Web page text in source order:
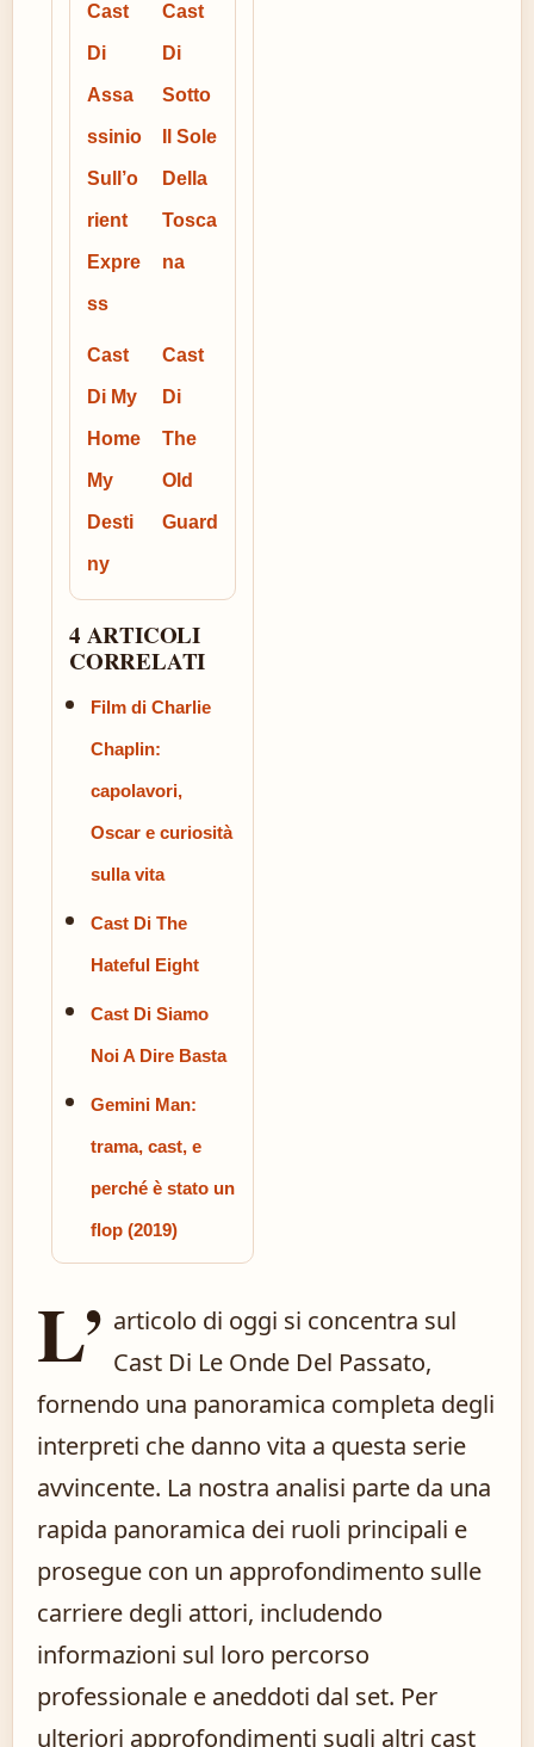
Cast
Di
Assa
ssinio
Sull’o
rient
Expre
ss
Cast
Di
Sotto
Il Sole
Della
Tosca
na
Cast
Di My
Home
My
Desti
ny
Cast
Di
The
Old
Guard
4 ARTICOLI
CORRELATI
Film di Charlie
Chaplin:
capolavori,
Oscar e curiosità
sulla vita
Cast Di The
Hateful Eight
Cast Di Siamo
Noi A Dire Basta
Gemini Man:
trama, cast, e
perché è stato un
flop (2019)
L’ articolo di oggi si concentra sul
Cast Di Le Onde Del Passato,
fornendo una panoramica completa degli
interpreti che danno vita a questa serie
avvincente. La nostra analisi parte da una
rapida panoramica dei ruoli principali e
prosegue con un approfondimento sulle
carriere degli attori, includendo
informazioni sul loro percorso
professionale e aneddoti dal set. Per
ulteriori approfondimenti sugli altri cast